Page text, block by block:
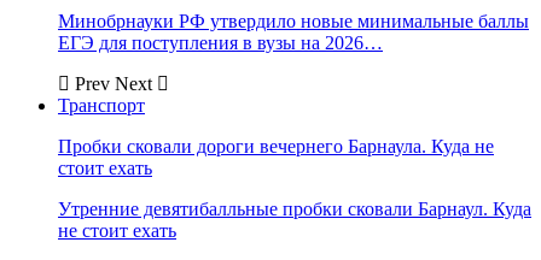
Минобрнауки РФ утвердило новые минимальные баллы
ЕГЭ для поступления в вузы на 2026…
Prev Next
Транспорт
Пробки сковали дороги вечернего Барнаула. Куда не
стоит ехать
Утренние девятибалльные пробки сковали Барнаул. Куда
не стоит ехать